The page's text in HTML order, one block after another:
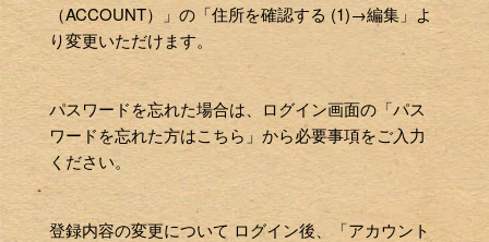
（ACCOUNT）」の「住所を確認する (1)→編集」よ
り変更いただけます。
パスワードを忘れた場合は、ログイン画面の「パス
ワードを忘れた方はこちら」から必要事項をご入力
ください。
登録内容の変更について ログイン後、「アカウント